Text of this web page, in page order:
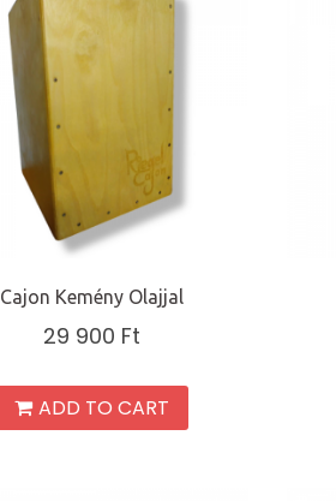
Cajon Kemény Olajjal
29 900 Ft
ADD TO CART